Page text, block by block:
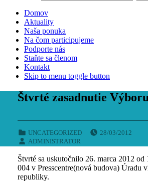
Domov
Aktuality
Naša ponuka
Na čom participujeme
Podporte nás
Staňte sa členom
Kontakt
Skip to menu toggle button
Štvrté zasadnutie
CATEGORIZED IN:
UNCATEGORIZED
POSTED ON:
28/03/2012
WRITTEN BY:
ADMINISTRATOR
Štvrté sa uskutočnilo 26. marca 2012 od
004 v Presscentre(nová budova) Úradu
republiky.